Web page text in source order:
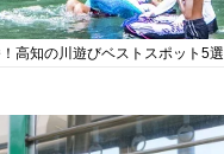
高知の川遊びベストスポット5選